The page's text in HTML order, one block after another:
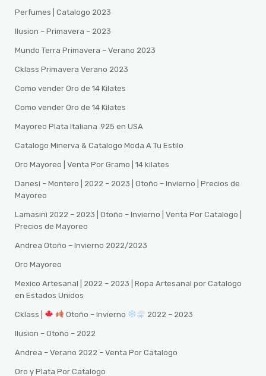
Perfumes | Catalogo 2023
Ilusion – Primavera – 2023
Mundo Terra Primavera – Verano 2023
Cklass Primavera Verano 2023
Como vender Oro de 14 Kilates
Como vender Oro de 14 Kilates
Mayoreo Plata Italiana .925 en USA
Catalogo Minerva & Catalogo Moda A Tu Estilo
Oro Mayoreo | Venta Por Gramo | 14 kilates
Danesi – Montero | 2022 – 2023 | Otoño – Invierno | Precios de
Mayoreo
Lamasini 2022 – 2023 | Otoño – Invierno | Venta Por Catalogo |
Precios de Mayoreo
Andrea Otoño – Invierno 2022/2023
Oro Mayoreo
Mexico Artesanal | 2022 – 2023 | Ropa Artesanal por Catalogo
en Estados Unidos
Cklass | Otoño – Invierno 2022 – 2023
Ilusion – Otoño – 2022
Andrea – Verano 2022 – Venta Por Catalogo
Oro y Plata Por Catalogo